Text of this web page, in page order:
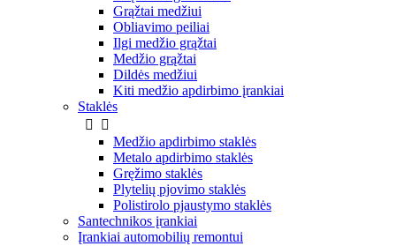
Grąžtai medžiui
Obliavimo peiliai
Ilgi medžio grąžtai
Medžio grąžtai
Dildės medžiui
Kiti medžio apdirbimo įrankiai
Staklės


Medžio apdirbimo staklės
Metalo apdirbimo staklės
Gręžimo staklės
Plytelių pjovimo staklės
Polistirolo pjaustymo staklės
Santechnikos įrankiai
Įrankiai automobilių remontui